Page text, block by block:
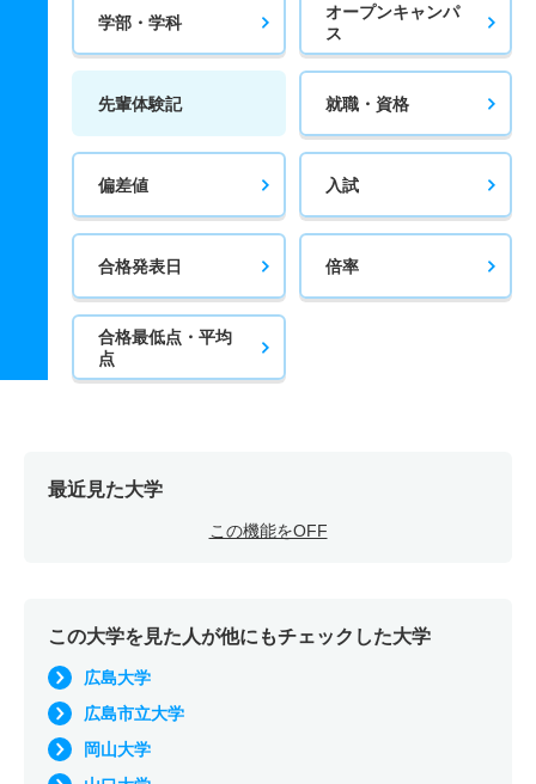
学部・学科
オープンキャンパ
ス
先輩体験記 就職・資格
偏差値 入試
合格発表日 倍率
合格最低点・平均
点
最近見た大学
この機能をOFF
この大学を見た人が他にもチェックした大学
広島大学
広島市立大学
岡山大学